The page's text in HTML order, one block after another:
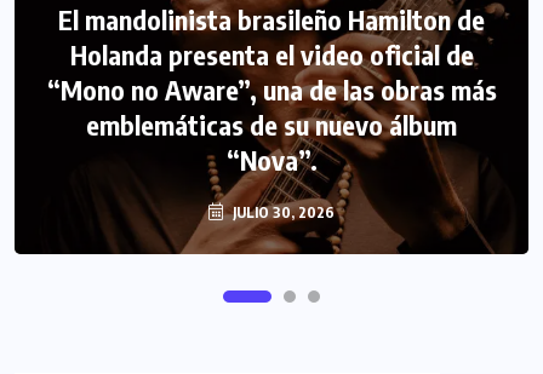
El mandolinista brasileño Hamilton de
Holanda presenta el video oficial de
“Mono no Aware”, una de las obras más
emblemáticas de su nuevo álbum
“Nova”.
JULIO 30, 2026
COLABORADORES INTERNACIONAL
NOTICIAS PERIODISMO TURISTICO
FIPETUR se solidariza con Venezuela
JUNIO 29, 2026